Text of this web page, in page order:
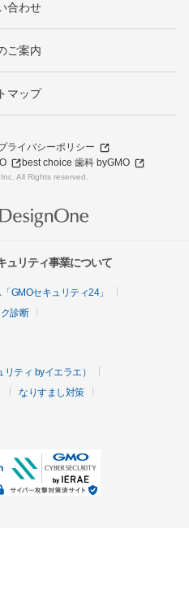
合わせ
ご案内
マップ
ライバシーポリシー
best choice 歯科 byGMO
All Rights reserved.
ュリティ事業について
GMOセキュリティ24」
診断
ティ byイエラエ）
なりすまし対策